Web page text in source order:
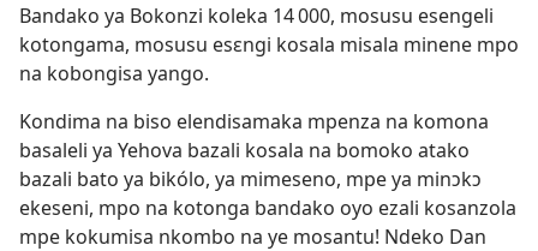
Bandako ya Bokonzi koleka 14 000, mosusu esengeli
kotongama, mosusu esɛngi kosala misala minene mpo
na kobongisa yango.
Kondima na biso elendisamaka mpenza na komona
basaleli ya Yehova bazali kosala na bomoko atako
bazali bato ya bikólo, ya mimeseno, mpe ya minɔkɔ
ekeseni, mpo na kotonga bandako oyo ezali kosanzola
mpe kokumisa nkombo na ye mosantu! Ndeko Dan